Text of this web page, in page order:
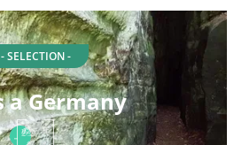
- SELECTION -
a Germany